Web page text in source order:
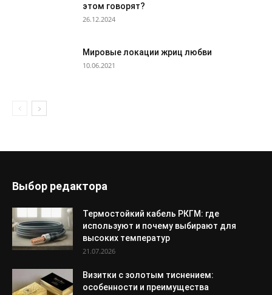
этом говорят?
26.12.2024
Мировые локации жриц любви
10.06.2021
Выбор редактора
Термостойкий кабель РКГМ: где
используют и почему выбирают для
высоких температур
21.07.2026
Визитки с золотым тиснением:
особенности и преимущества